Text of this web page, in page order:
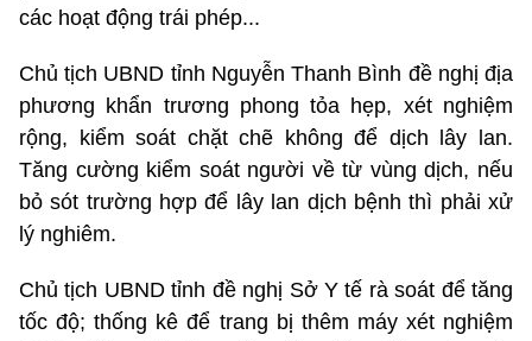
các hoạt động trái phép...
Chủ tịch UBND tỉnh Nguyễn Thanh Bình đề nghị địa
phương khẩn trương phong tỏa hẹp, xét nghiệm
rộng, kiểm soát chặt chẽ không để dịch lây lan.
Tăng cường kiểm soát người về từ vùng dịch, nếu
bỏ sót trường hợp để lây lan dịch bệnh thì phải xử
lý nghiêm.
Chủ tịch UBND tỉnh đề nghị Sở Y tế rà soát để tăng
tốc độ; thống kê để trang bị thêm máy xét nghiệm